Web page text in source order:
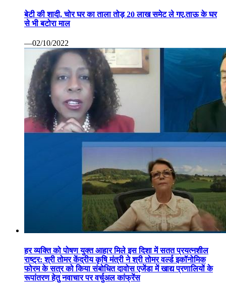
बेटी की शादी, चोर घर का ताला तोड़ 20 लाख समेट ले गए.ताऊ के घर
से भी बटोरा माल
—02/10/2022
हर व्यक्ति को पोषण युक्त आहार मिले इस दिशा में सतत प्रयत्नशील
राष्ट्र: श्री तोमर केंद्रीय कृषि मंत्री ने श्री तोमर वर्ल्ड इकॉनोमिक
फोरम के सत्र को किया संबोधित दावोस एजेंडा में खाद्य प्रणालियों के
रूपांतरण हेतु नवाचार पर वर्चुअल कांफ्रेंस